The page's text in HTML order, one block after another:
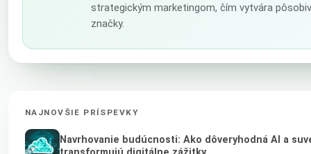
strategickým marketingom, čím vytvára
značky.
NAJNOVŠIE PRÍSPEVKY
Navrhovanie budúcnosti: Ako dôveryhodná AI a